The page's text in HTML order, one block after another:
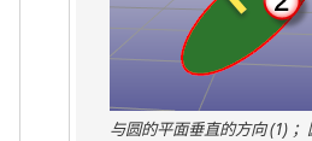
与圆的平面垂直的方向 (1) ；